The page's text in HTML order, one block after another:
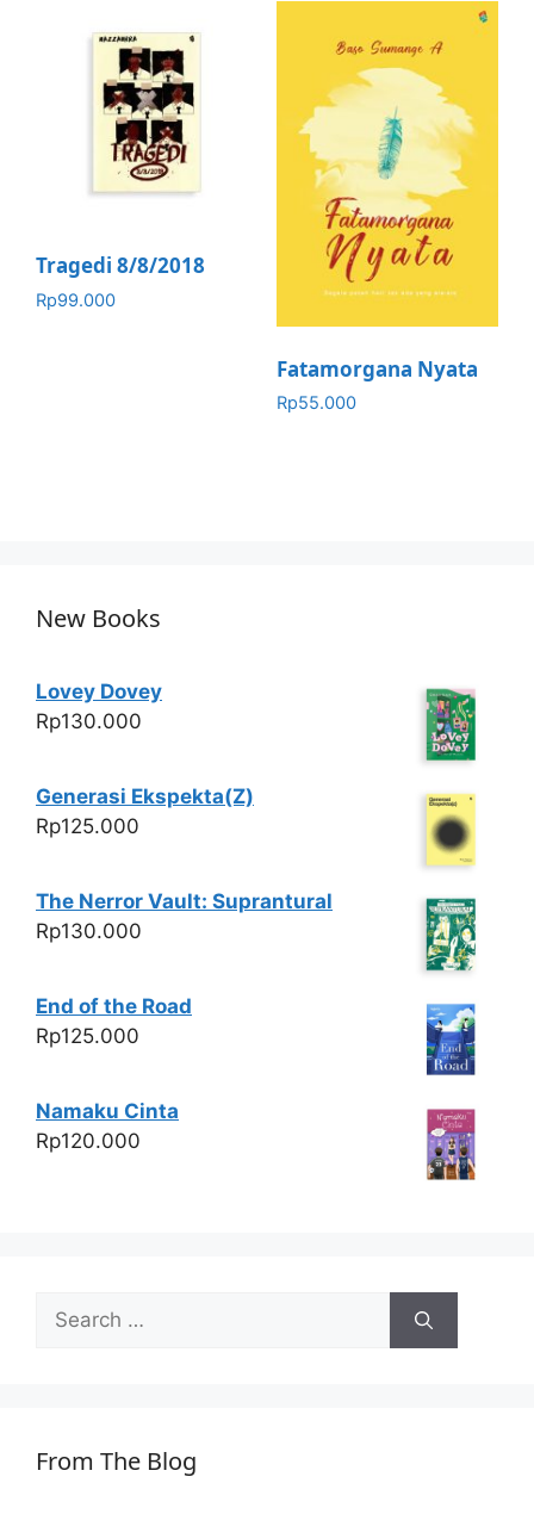
Tragedi 8/8/2018
Rp99.000
Fatamorgana Nyata
Rp55.000
New Books
Lovey Dovey
Rp130.000
Generasi Ekspekta(Z)
Rp125.000
The Nerror Vault: Suprantural
Rp130.000
End of the Road
Rp125.000
Namaku Cinta
Rp120.000
Search
for:
From The Blog